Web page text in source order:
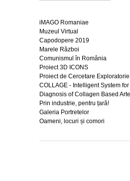
iMAGO Romaniae
Muzeul Virtual
Capodopere 2019
Marele Război
Comunismul în România
Proiect 3D ICONS
Proiect de Cercetare
COLLAGE - Intelligent System
Diagnosis of Collagen Based
Prin industrie, pentru țară!
Galeria Portretelor
Oameni, locuri și comori